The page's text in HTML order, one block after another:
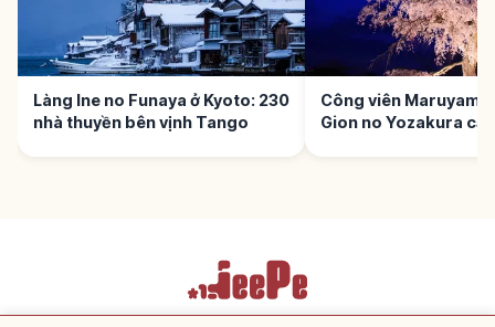
Làng Ine no Funaya ở Kyoto: 230
nhà thuyền bên vịnh Tango
Công viên Maruyama
Gion no Yozakura